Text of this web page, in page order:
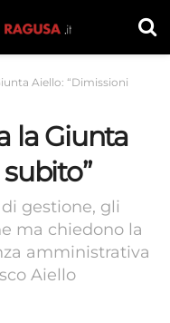
Aiello: “Dimissioni
la Giunta
gestione, gli
ma chiedono la
amministrativa
Aiello